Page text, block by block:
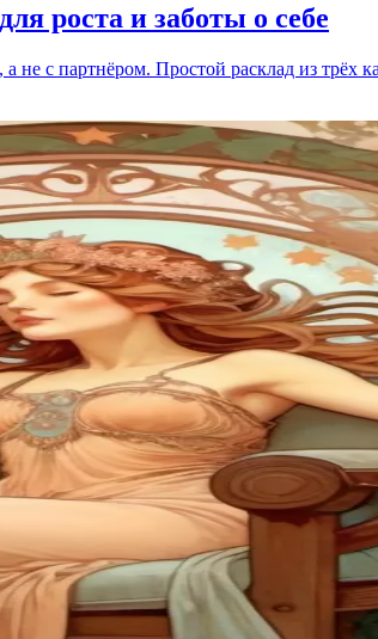
роста и заботы о себе
с партнёром. Простой расклад из трёх